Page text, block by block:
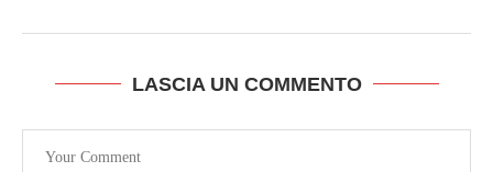
LASCIA UN COMMENTO